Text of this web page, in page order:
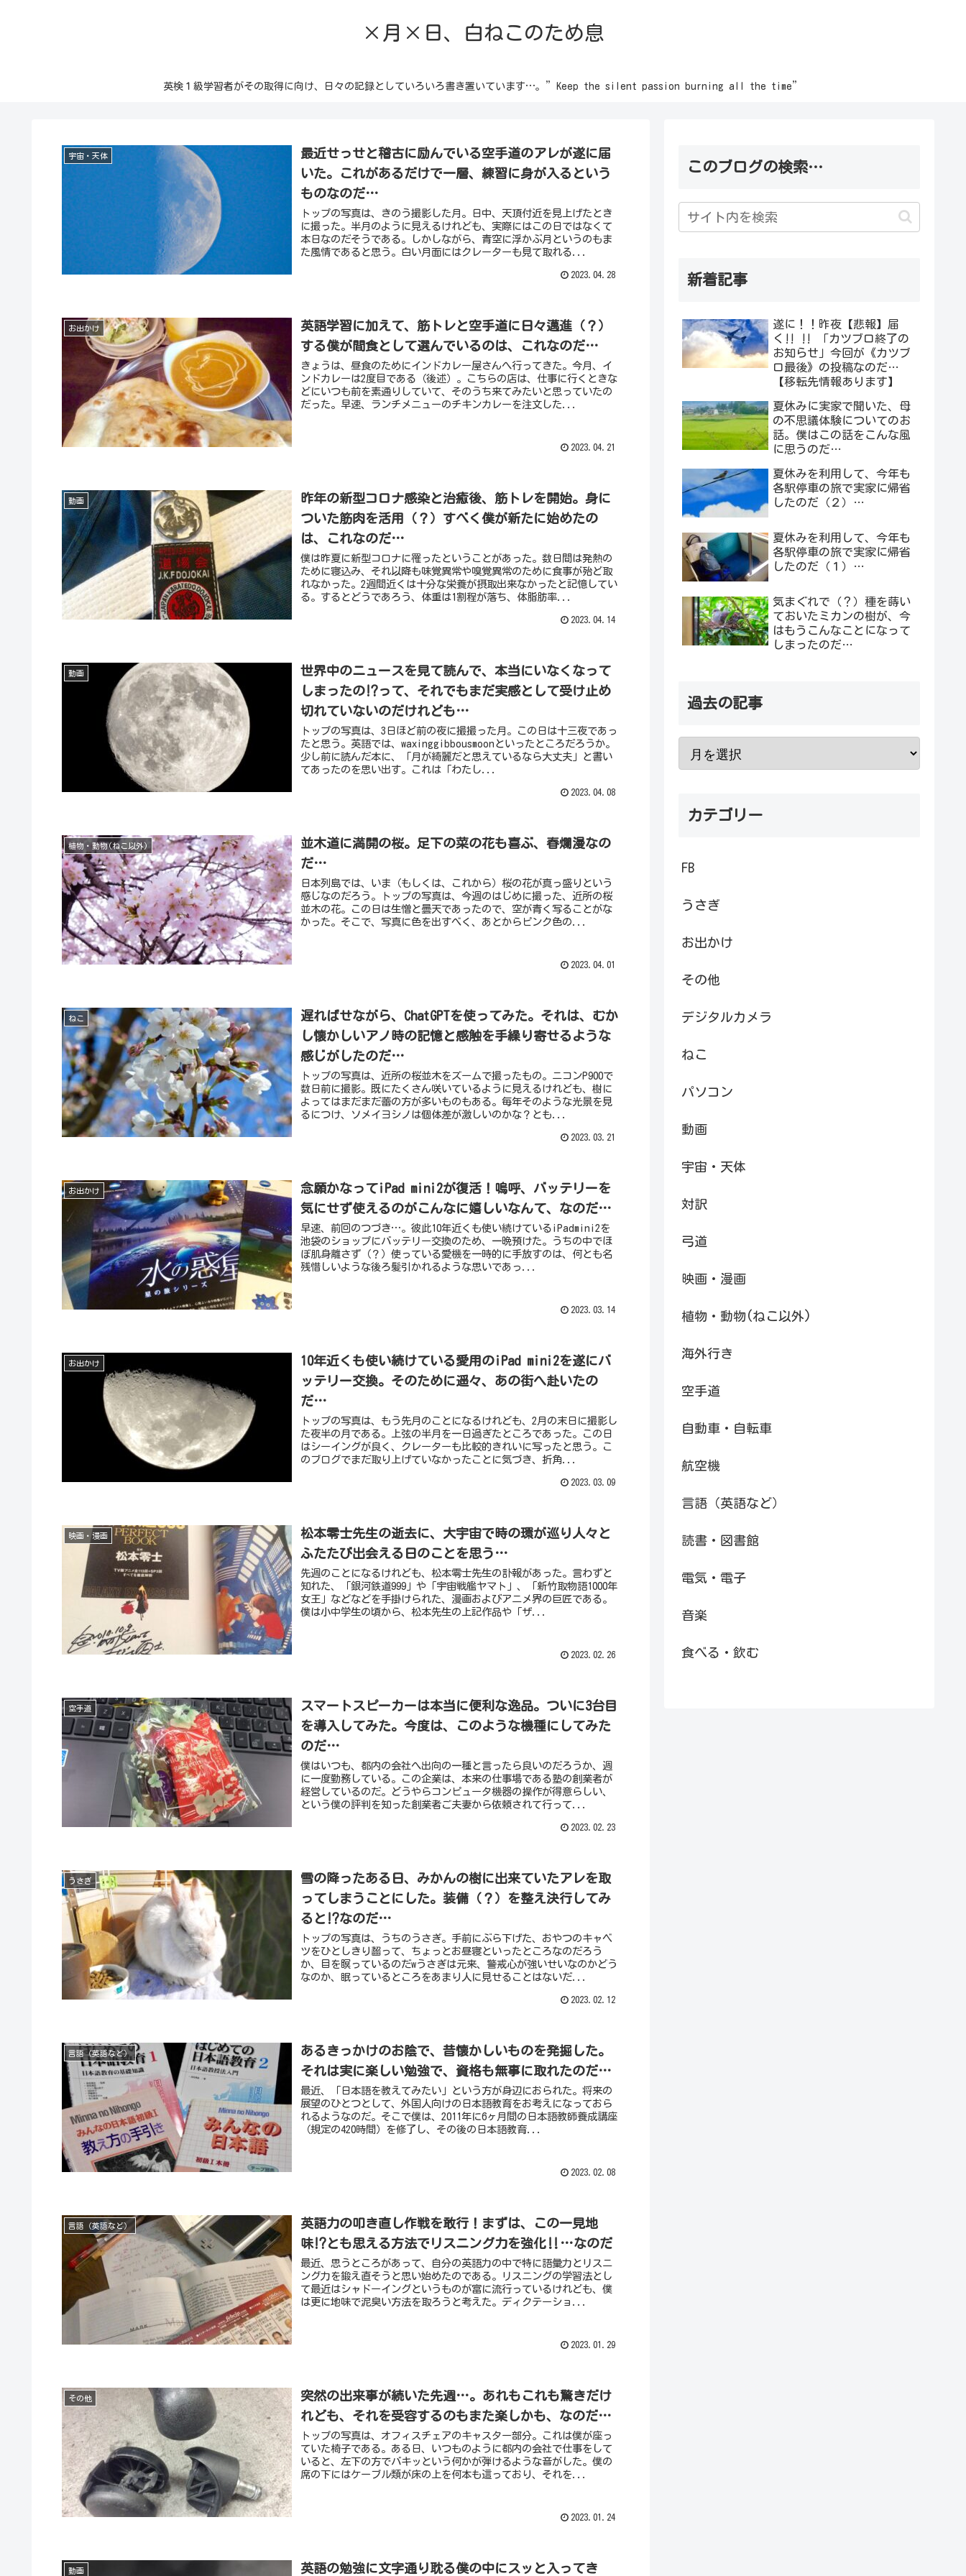
×月×日、白ねこのため息
英検１級学習者がその取得に向け、日々の記録としていろいろ書き置いています…。”Keep the silent passion burning all the time”
宇宙・天体
最近せっせと稽古に励んでいる空手道のアレが遂に届
いた。これがあるだけで一層、練習に身が入るという
ものなのだ…
トップの写真は、きのう撮影した月。日中、天頂付近を見上げたとき
に撮った。半月のように見えるけれども、実際にはこの日ではなくて
本日なのだそうである。しかしながら、青空に浮かぶ月というのもま
た風情であると思う。白い月面にはクレーターも見て取れる...
2023.04.28
お出かけ
英語学習に加えて、筋トレと空手道に日々邁進（？）
する僕が間食として選んでいるのは、これなのだ…
きょうは、昼食のためにインドカレー屋さんへ行ってきた。今月、イ
ンドカレーは2度目である（後述）。こちらの店は、仕事に行くときな
どにいつも前を素通りしていて、そのうち来てみたいと思っていたの
だった。早速、ランチメニューのチキンカレーを注文した...
2023.04.21
動画
昨年の新型コロナ感染と治癒後、筋トレを開始。身に
ついた筋肉を活用（？）すべく僕が新たに始めたの
は、これなのだ…
僕は昨夏に新型コロナに罹ったということがあった。数日間は発熱の
ために寝込み、それ以降も味覚異常や嗅覚異常のために食事が殆ど取
れなかった。2週間近くは十分な栄養が摂取出来なかったと記憶してい
る。するとどうであろう、体重は1割程が落ち、体脂肪率...
2023.04.14
動画
世界中のニュースを見て読んで、本当にいなくなって
しまったの⁉︎って、それでもまだ実感として受け止め
切れていないのだけれども…
トップの写真は、3日ほど前の夜に撮撮った月。この日は十三夜であっ
たと思う。英語では、waxinggibbousmoonといったところだろうか。
少し前に読んだ本に、「月が綺麗だと思えているなら大丈夫」と書い
てあったのを思い出す。これは「わたし...
2023.04.08
植物・動物(ねこ以外)
並木道に満開の桜。足下の菜の花も喜ぶ、春爛漫なの
だ…
日本列島では、いま（もしくは、これから）桜の花が真っ盛りという
感じなのだろう。トップの写真は、今週のはじめに撮った、近所の桜
並木の花。この日は生憎と曇天であったので、空が青く写ることがな
かった。そこで、写真に色を出すべく、あとからピンク色の...
2023.04.01
ねこ
遅ればせながら、ChatGPTを使ってみた。それは、むか
し懐かしいアノ時の記憶と感触を手繰り寄せるような
感じがしたのだ…
トップの写真は、近所の桜並木をズームで撮ったもの。ニコンP900で
数日前に撮影。既にたくさん咲いているように見えるけれども、樹に
よってはまだまだ蕾の方が多いものもある。毎年そのような光景を見
るにつけ、ソメイヨシノは個体差が激しいのかな？とも...
2023.03.21
お出かけ
念願かなってiPad mini2が復活！嗚呼、バッテリーを
気にせず使えるのがこんなに嬉しいなんて、なのだ…
早速、前回のつづき…。彼此10年近くも使い続けているiPadmini2を
池袋のショップにバッテリー交換のため、一晩預けた。うちの中でほ
ぼ肌身離さず（？）使っている愛機を一時的に手放すのは、何とも名
残惜しいような後ろ髪引かれるような思いであっ...
2023.03.14
お出かけ
10年近くも使い続けている愛用のiPad mini2を遂にバ
ッテリー交換。そのために遥々、あの街へ赴いたの
だ…
トップの写真は、もう先月のことになるけれども、2月の末日に撮影し
た夜半の月である。上弦の半月を一日過ぎたところであった。この日
はシーイングが良く、クレーターも比較的きれいに写ったと思う。こ
のブログでまだ取り上げていなかったことに気づき、折角...
2023.03.09
映画・漫画
松本零士先生の逝去に、大宇宙で時の環が巡り人々と
ふたたび出会える日のことを思う…
先週のことになるけれども、松本零士先生の訃報があった。言わずと
知れた、「銀河鉄道999」や「宇宙戦艦ヤマト」、「新竹取物語1000年
女王」などなどを手掛けられた、漫画およびアニメ界の巨匠である。
僕は小中学生の頃から、松本先生の上記作品や「ザ...
2023.02.26
空手道
スマートスピーカーは本当に便利な逸品。ついに3台目
を導入してみた。今度は、このような機種にしてみた
のだ…
僕はいつも、都内の会社へ出向の一種と言ったら良いのだろうか、週
に一度勤務している。この企業は、本来の仕事場である塾の創業者が
経営しているのだ。どうやらコンピュータ機器の操作が得意らしい、
という僕の評判を知った創業者ご夫妻から依頼されて行って...
2023.02.23
うさぎ
雪の降ったある日、みかんの樹に出来ていたアレを取
ってしまうことにした。装備（？）を整え決行してみ
ると⁉︎なのだ…
トップの写真は、うちのうさぎ。手前にぶら下げた、おやつのキャベ
ツをひとしきり齧って、ちょっとお昼寝といったところなのだろう
か、目を瞑っているのだwうさぎは元来、警戒心が強いせいなのかどう
なのか、眠っているところをあまり人に見せることはないだ...
2023.02.12
言語（英語など）
あるきっかけのお陰で、昔懐かしいものを発掘した。
それは実に楽しい勉強で、資格も無事に取れたのだ…
最近、「日本語を教えてみたい」という方が身辺におられた。将来の
展望のひとつとして、外国人向けの日本語教育をお考えになっておら
れるようなのだ。そこで僕は、2011年に6ヶ月間の日本語教師養成講座
（規定の420時間）を修了し、その後の日本語教育...
2023.02.08
言語（英語など）
英語力の叩き直し作戦を敢行！まずは、この一見地
味⁉︎とも思える方法でリスニング力を強化‼︎…なのだ
最近、思うところがあって、自分の英語力の中で特に語彙力とリスニ
ング力を鍛え直そうと思い始めたのである。リスニングの学習法とし
て最近はシャドーイングというものが富に流行っているけれども、僕
は更に地味で泥臭い方法を取ろうと考えた。ディクテーショ...
2023.01.29
その他
突然の出来事が続いた先週…。あれもこれも驚きだけ
れども、それを受容するのもまた楽しかも、なのだ…
トップの写真は、オフィスチェアのキャスター部分。これは僕が座っ
ていた椅子である。ある日、いつものように都内の会社で仕事をして
いると、左下の方でバキッという何かが弾けるような音がした。僕の
席の下にはケーブル類が床の上を何本も這っており、それを...
2023.01.24
動画 英語の勉強に文字通り耽る僕の中にスッと入ってき
このブログの検索…
新着記事
遂に！！昨夜【悲報】届
く‼︎ ‼︎ 「カツブロ終了の
お知らせ」今回が《カツブ
ロ最後》の投稿なのだ…
【移転先情報あります】
夏休みに実家で聞いた、母
の不思議体験についてのお
話。僕はこの話をこんな風
に思うのだ…
夏休みを利用して、今年も
各駅停車の旅で実家に帰省
したのだ（２）…
夏休みを利用して、今年も
各駅停車の旅で実家に帰省
したのだ（１）…
気まぐれで（？）種を蒔い
ておいたミカンの樹が、今
はもうこんなことになって
しまったのだ…
過去の記事
カテゴリー
FB
うさぎ
お出かけ
その他
デジタルカメラ
ねこ
パソコン
動画
宇宙・天体
対訳
弓道
映画・漫画
植物・動物(ねこ以外)
海外行き
空手道
自動車・自転車
航空機
言語（英語など）
読書・図書館
電気・電子
音楽
食べる・飲む